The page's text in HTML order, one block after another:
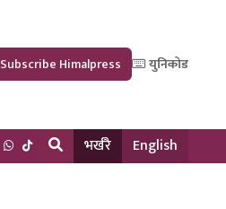
Subscribe Himalpress युनिकोड
भर्खरै English